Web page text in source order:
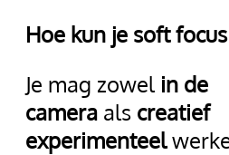
Hoe kun je soft
Je mag zowel in de
camera als creatief
experimenteel